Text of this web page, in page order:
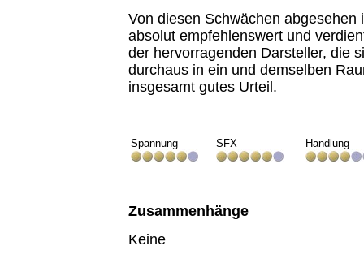
Von diesen Schwächen abgesehen
absolut empfehlenswert und
der hervorragenden Darsteller, die
durchaus in ein und demselben
insgesamt gutes Urteil.
Spannung SFX Handlung
Zusammenhänge
Keine